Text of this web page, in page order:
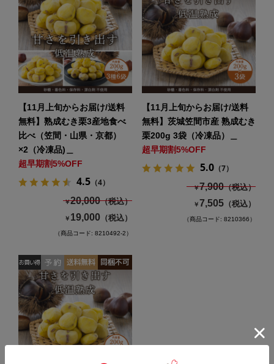
【11月上旬からお届け/送料
無料】熟成むき栗3産地食べ
比べ（笠間・山県・京都）
×2（冷凍品)＿
超早期割5%OFF
4.5（4）
￥20,000（税込）
￥ 19,000 （税込）
（商品コード: 8210492-2）
【11月上旬からお届け/送料
無料】茨城笠間市産 熟成むき
栗200g 3袋（冷凍品）＿
超早期割5%OFF
5.0（7）
￥7,900（税込）
￥7,505 （税込）
（商品コード: 8210366）